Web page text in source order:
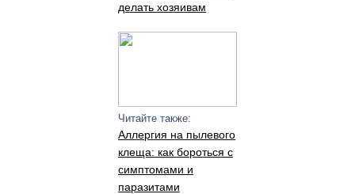
делать хозяивам
Читайте также:
Аллергия на пылевого
клеща: как бороться с
симптомами и
паразитами